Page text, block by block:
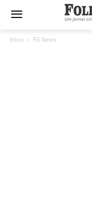
Início FG News